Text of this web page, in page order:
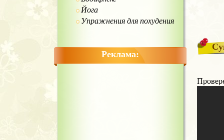
Йога
Упражнения для похудения
Реклама: